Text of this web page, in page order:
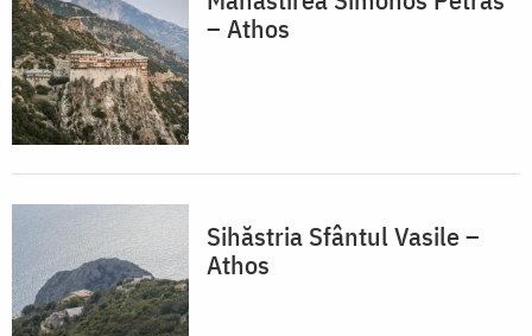
– Athos
Sihăstria Sfântul Vasile –
Athos